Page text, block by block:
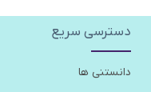
دسترسی سریع
دانستنی ها